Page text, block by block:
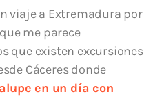
viaje a Extremadura por
me parece
que existen excursiones
Cáceres donde
en un día con